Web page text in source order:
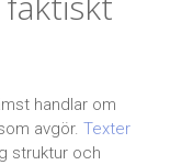
handlar om
avgör. Texter
struktur och